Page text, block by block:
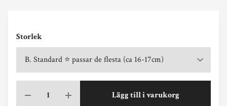
Storlek
Lägg till i varukorg